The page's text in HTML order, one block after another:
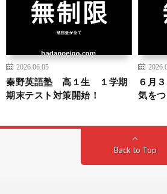
2026.06.05
秦野英語塾 高１生 １学期
期末テスト対策開始！
６月
気をつ
Back to Top